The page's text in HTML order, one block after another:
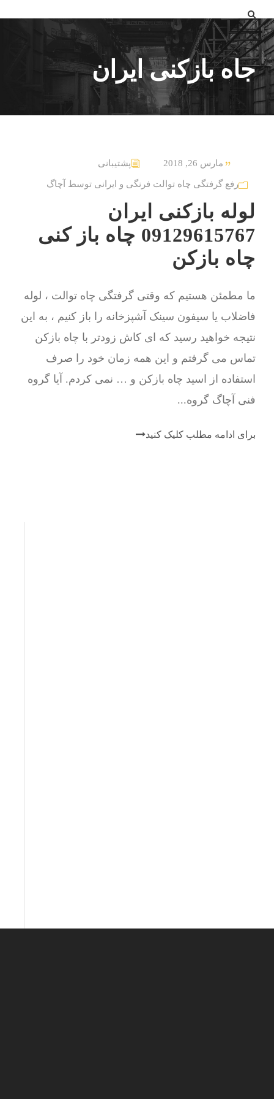
جاه بازکنی ایران
مارس 26, 2018 پشتیبانی
رفع گرفتگی چاه توالت فرنگی و ایرانی توسط آچاگ
لوله بازکنی ایران
09129615767 چاه باز کنی
چاه بازکن
ما مطمئن هستیم که وقتی گرفتگی چاه توالت ، لوله
فاضلاب یا سیفون سینک آشپزخانه را باز کنیم ، به این
نتیجه خواهید رسید که ای کاش زودتر با چاه بازکن
تماس می گرفتم و این همه زمان خود را صرف
استفاده از اسید چاه بازکن و … نمی کردم. آیا گروه
فنی آچاگ گروه...
برای ادامه مطلب کلیک کنید